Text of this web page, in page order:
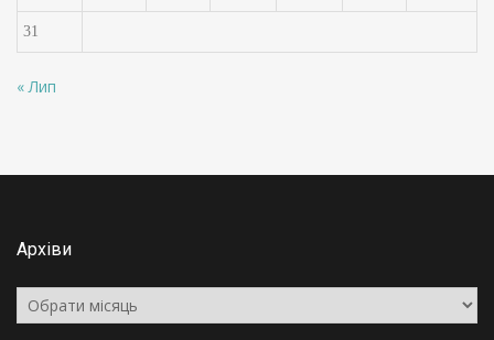
31
« Лип
Архіви
Архіви